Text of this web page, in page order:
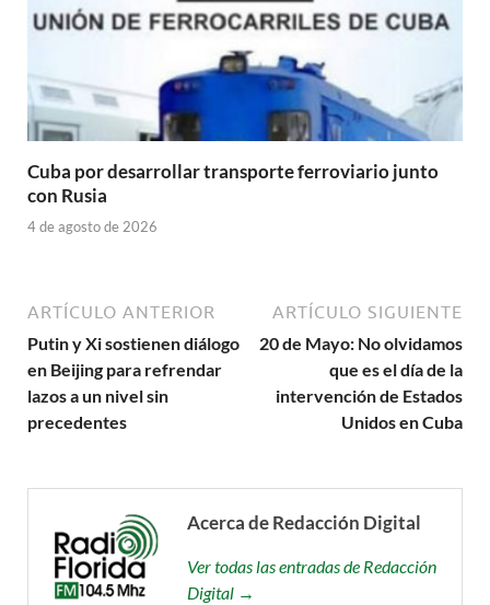
Cuba por desarrollar transporte ferroviario junto
con Rusia
4 de agosto de 2026
ARTÍCULO ANTERIOR
Putin y Xi sostienen diálogo
en Beijing para refrendar
lazos a un nivel sin
precedentes
ARTÍCULO SIGUIENTE
20 de Mayo: No olvidamos
que es el día de la
intervención de Estados
Unidos en Cuba
Acerca de Redacción Digital
Ver todas las entradas de Redacción
Digital →